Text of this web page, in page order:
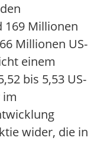
169 Millionen
Millionen US-
einem
bis 5,53 US-
im
wider, die in